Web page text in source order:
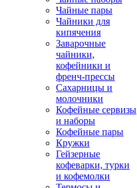
Чайные пары
Чайники для
кипячения
Заварочные
чайники,
кофейники и
френч-прессы
Сахарницы и
молочники
Кофейные сервизы
и наборы
Кофейные пары
Кружки
Гейзерные
кофеварки, турки
и кофемолки